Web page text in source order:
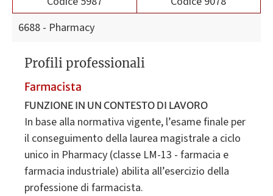
6688 - Pharmacy
Profili professionali
Farmacista
FUNZIONE IN UN CONTESTO DI LAVORO
In base alla normativa vigente, l’esame finale per
il conseguimento della laurea magistrale a ciclo
unico in Pharmacy (classe LM-13 - farmacia e
farmacia industriale) abilita all’esercizio della
professione di farmacista.